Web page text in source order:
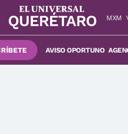
MXM
AVISO OPORTUNO